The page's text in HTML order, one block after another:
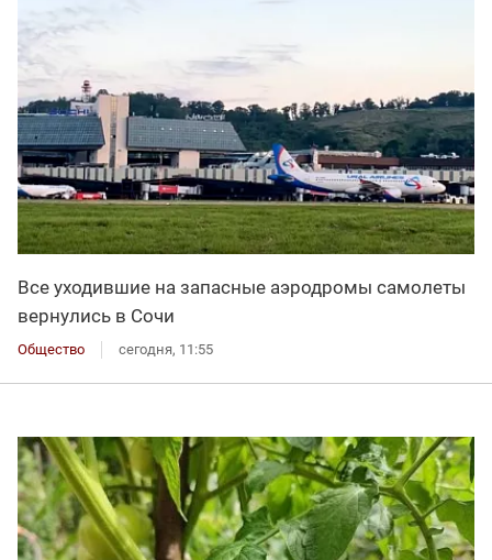
Все уходившие на запасные аэродромы самолеты
вернулись в Сочи
Общество сегодня, 11:55